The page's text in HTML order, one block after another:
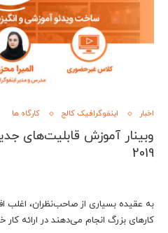
اخبار اینفوگرافیک کالج کارگاه ها
وبینار آموزش قابلیت‌های
2019
به عقیده بسیاری از صاحب‌نظران، اغلب
کارهای بزرگ انجام می‌دهند در ارائه